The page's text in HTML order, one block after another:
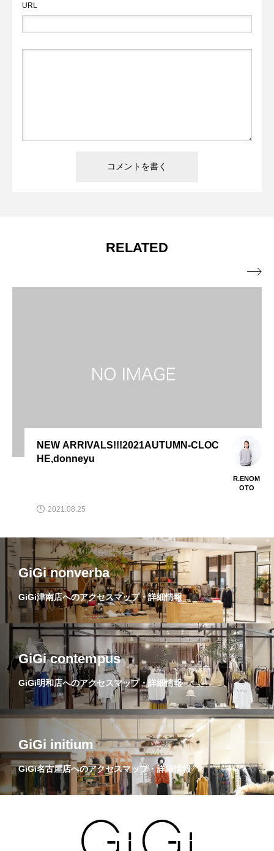
URL
RELATED
NEW ARRIVALS!!!2021AUTUMN-CLOC
HE,donneyu
R.ENOM
OTO
2021.08.25

GiGi nonverba
GiGi津南店へのアクセスマップ・詳細情報
GiGi contempus
GiGi明和店へのアクセスマップ・詳細情報
GiGi initium
GiGi名古屋店へのアクセスマップ・詳細情報